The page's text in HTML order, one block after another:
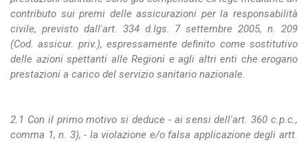
contributo sui premi delle assicurazioni per la responsabilità
civile, previsto dall'art. 334 d.lgs. 7 settembre 2005, n. 209
(Cod. assicur. priv.), espressamente definito come sostitutivo
delle azioni spettanti alle Regioni e agli altri enti che erogano
prestazioni a carico del servizio sanitario nazionale.
2.1 Con il primo motivo si deduce - ai sensi dell'art. 360 c.p.c.,
comma 1, n. 3), - la violazione e/o falsa applicazione degli artt.